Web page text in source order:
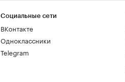
Социальные сети
ВКонтакте
Одноклассники
Telegram